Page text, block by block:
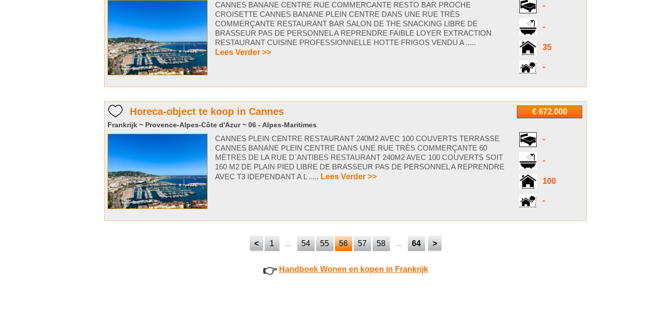
-
-
35
-
CANNES BANANE CENTRE RUE COMMERCANTE RESTO BAR PROCHE
CROISETTE CANNES BANANE PLEIN CENTRE DANS UNE RUE TRÈS
COMMERÇANTE RESTAURANT BAR SALON DE THE SNACKING LIBRE DE
BRASSEUR PAS DE PERSONNEL A REPRENDRE FAIBLE LOYER EXTRACTION
RESTAURANT CUISINE PROFESSIONNELLE HOTTE FRIGOS VENDU A .....
Lees Verder >>
€ 672.000
Horeca-object te koop in Cannes
Frankrijk ~ Provence-Alpes-Côte d'Azur ~ 06 - Alpes-Maritimes
-
-
100
-
CANNES PLEIN CENTRE RESTAURANT 240M2 AVEC 100 COUVERTS TERRASSE
CANNES BANANE PLEIN CENTRE DANS UNE RUE TRÈS COMMERÇANTE 60
MÈTRES DE LA RUE D`ANTIBES RESTAURANT 240M2 AVEC 100 COUVERTS SOIT
160 M2 DE PLAIN PIED LIBRE DE BRASSEUR PAS DE PERSONNEL A REPRENDRE
AVEC T3 IDEPENDANT A L ..... Lees Verder >>
< 1 .... 54 55 56 57 58 .... 64 >
👉 Handboek Wonen en kopen in Frankrijk